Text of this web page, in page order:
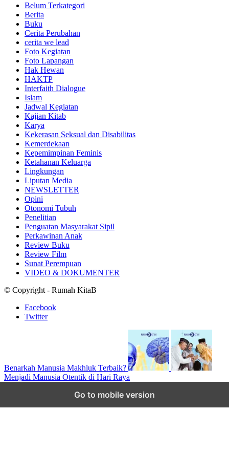
Belum Terkategori
Berita
Buku
Cerita Perubahan
cerita we lead
Foto Kegiatan
Foto Lapangan
Hak Hewan
HAKTP
Interfaith Dialogue
Islam
Jadwal Kegiatan
Kajian Kitab
Karya
Kekerasan Seksual dan Disabilitas
Kemerdekaan
Kepemimpinan Feminis
Ketahanan Keluarga
Lingkungan
Liputan Media
NEWSLETTER
Opini
Otonomi Tubuh
Penelitian
Penguatan Masyarakat Sipil
Perkawinan Anak
Review Buku
Review Film
Sunat Perempuan
VIDEO & DOKUMENTER
© Copyright - Rumah KitaB
Facebook
Twitter
Benarkah Manusia Makhluk Terbaik?
Menjadi Manusia Otentik di Hari Raya
Go to mobile version